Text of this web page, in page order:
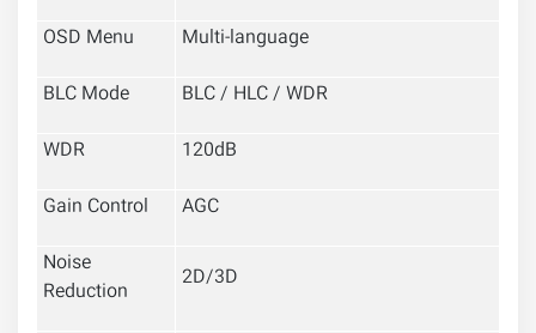
OSD Menu
Multi-language
BLC Mode
BLC / HLC / WDR
WDR
120dB
Gain Control
AGC
Noise
Reduction
2D/3D